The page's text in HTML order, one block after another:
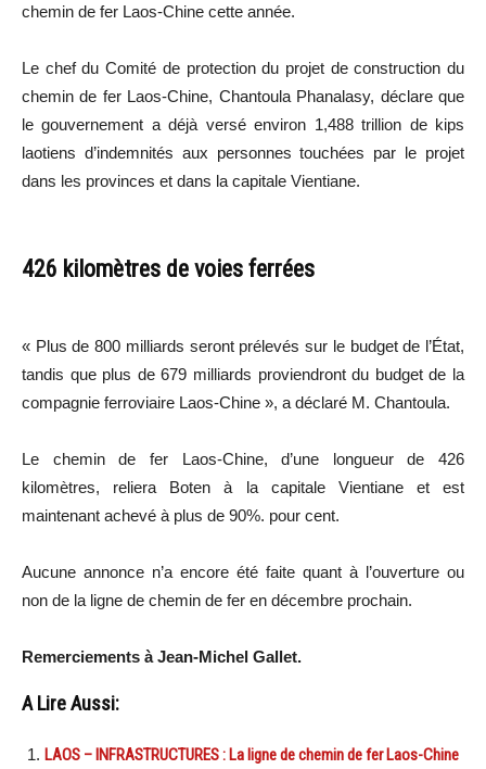
chemin de fer Laos-Chine cette année.
Le chef du Comité de protection du projet de construction du
chemin de fer Laos-Chine, Chantoula Phanalasy, déclare que
le gouvernement a déjà versé environ 1,488 trillion de kips
laotiens d’indemnités aux personnes touchées par le projet
dans les provinces et dans la capitale Vientiane.
426 kilomètres de voies ferrées
« Plus de 800 milliards seront prélevés sur le budget de l’État,
tandis que plus de 679 milliards proviendront du budget de la
compagnie ferroviaire Laos-Chine », a déclaré M. Chantoula.
Le chemin de fer Laos-Chine, d’une longueur de 426
kilomètres, reliera Boten à la capitale Vientiane et est
maintenant achevé à plus de 90%. pour cent.
Aucune annonce n’a encore été faite quant à l’ouverture ou
non de la ligne de chemin de fer en décembre prochain.
Remerciements à Jean-Michel Gallet.
A Lire Aussi:
LAOS – INFRASTRUCTURES : La ligne de chemin de fer Laos-Chine